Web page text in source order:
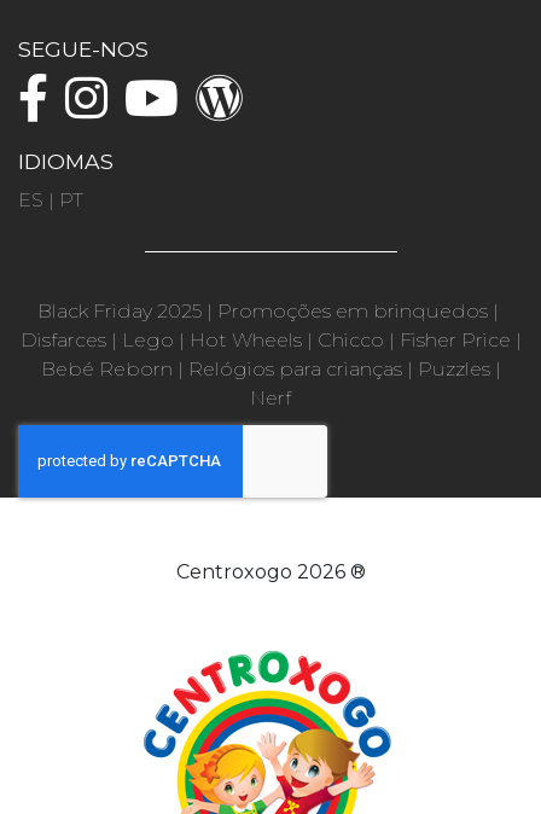
SEGUE-NOS
IDIOMAS
ES | PT
Black Friday 2025 | Promoções em brinquedos |
Disfarces| Lego | Hot Wheels| Chicco | Fisher Price |
Bebé Reborn | Relógios para crianças| Puzzles|
Nerf
Centroxogo 2026 ®